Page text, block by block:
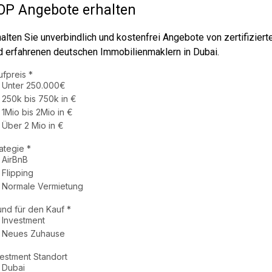
Angebote erhalten
Sie unverbindlich und kostenfrei Angebote von
erfahrenen deutschen Immobilienmaklern in Dubai.
*
Unter 250.000€
250k bis 750k in €
1Mio bis 2Mio in €
Über 2 Mio in €
*
AirBnB
Flipping
Normale Vermietung
für den Kauf *
Investment
Neues Zuhause
Standort
Dubai